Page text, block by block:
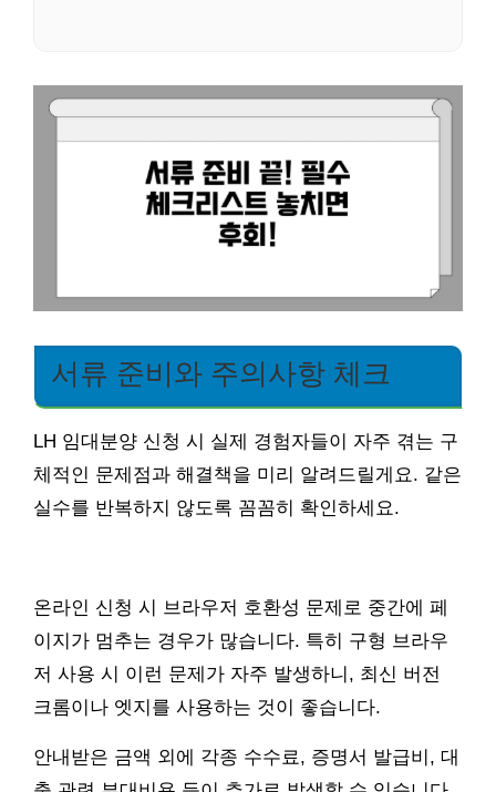
서류 준비와 주의사항 체크
LH 임대분양 신청 시 실제 경험자들이 자주 겪는 구
체적인 문제점과 해결책을 미리 알려드릴게요. 같은
실수를 반복하지 않도록 꼼꼼히 확인하세요.
온라인 신청 시 브라우저 호환성 문제로 중간에 페
이지가 멈추는 경우가 많습니다. 특히 구형 브라우
저 사용 시 이런 문제가 자주 발생하니, 최신 버전
크롬이나 엣지를 사용하는 것이 좋습니다.
안내받은 금액 외에 각종 수수료, 증명서 발급비, 대